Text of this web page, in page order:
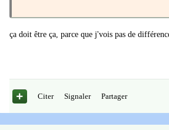
ça doit être ça, parce que j'vois pas de
Citer Signaler Partager